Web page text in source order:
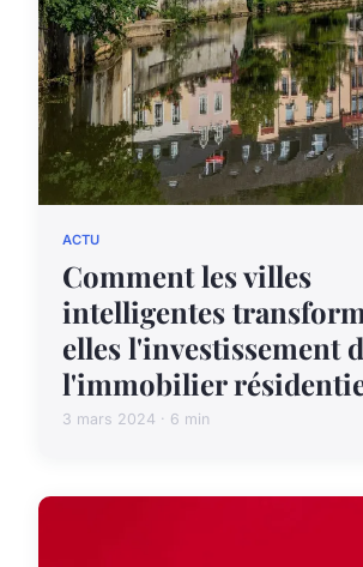
ACTU
Comment les villes
intelligentes
elles l'investissement
l'immobilier
3 mars 2024 · 6 min